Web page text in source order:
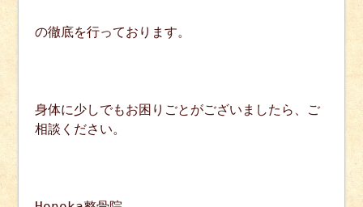
の徹底を行っております。
身体に少しでもお困りごとがございましたら、ご
相談ください。